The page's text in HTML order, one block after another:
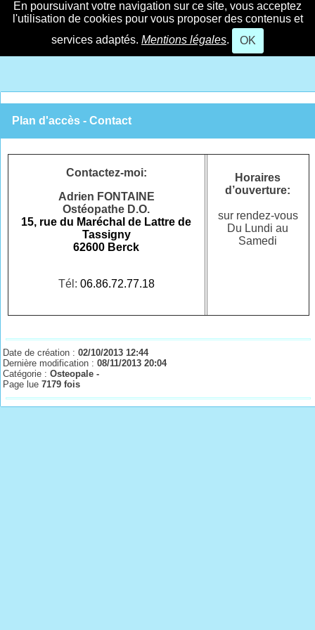
En poursuivant votre navigation sur ce site, vous acceptez
l'utilisation de cookies pour vous proposer des contenus et
services adaptés. Mentions légales. OK
Plan d'accès - Contact
Contactez-moi:
Adrien FONTAINE
Ostéopathe D.O.
15, rue du Maréchal de Lattre de
Tassigny
62600 Berck
Tél: 06.86.72.77.18
Horaires
d’ouverture:
sur rendez-vous
Du Lundi au
Samedi
Date de création :02/10/2013 12:44
Dernière modification :08/11/2013 20:04
Catégorie :Osteopale -
Page lue7179 fois